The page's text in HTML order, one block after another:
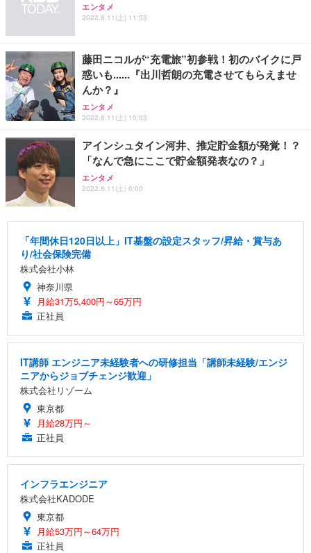
エンタメ
2022.6.11(土) 11:53
藤田ニコルが“充電旅”初参戦！初のバイクに戸
惑いも......『出川哲朗の充電させてもらえませ
んか？』
エンタメ
2022.6.11(土) 10:03
アインシュタイン河井、推定貯金額が発覚！？
「なんで急にここで貯金額発表なの？」
エンタメ
2022.6.11(土) 6:00
「年間休日120日以上」IT基盤の設定スタッフ/昇給・賞与あ
り/社会保険完備
株式会社小林
神奈川県
月給31万5,400円～65万円
正社員
IT講師 エンジニア未経験者への研修担当「講師未経験/エンジ
ニアからジョブチェンジ歓迎」
株式会社リゾーム
東京都
月給28万円～
正社員
インフラエンジニア
株式会社KADODE
東京都
月給53万円～64万円
正社員